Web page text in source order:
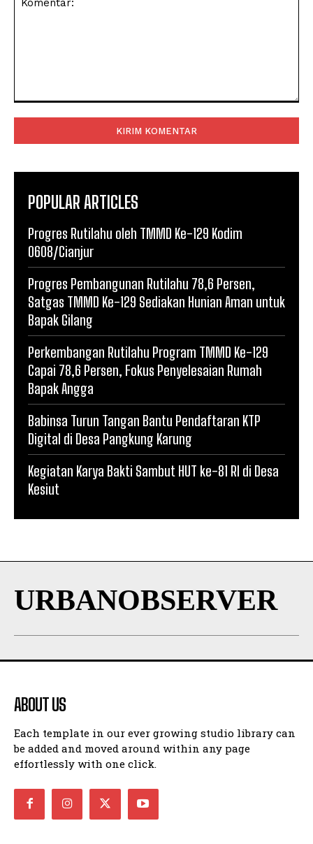
POPULAR ARTICLES
Progres Rutilahu oleh TMMD Ke-129 Kodim
0608/Cianjur
Progres Pembangunan Rutilahu 78,6 Persen,
Satgas TMMD Ke-129 Sediakan Hunian Aman untuk
Bapak Gilang
Perkembangan Rutilahu Program TMMD Ke-129
Capai 78,6 Persen, Fokus Penyelesaian Rumah
Bapak Angga
Babinsa Turun Tangan Bantu Pendaftaran KTP
Digital di Desa Pangkung Karung
Kegiatan Karya Bakti Sambut HUT ke-81 RI di Desa
Kesiut
URBANOBSERVER
ABOUT US
Each template in our ever growing studio library can
be added and moved around within any page
effortlessly with one click.